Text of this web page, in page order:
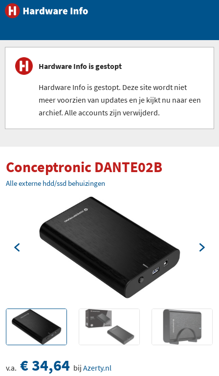
Hardware Info is gestopt
Hardware Info is gestopt. Deze site wordt niet
meer voorzien van updates en je kijkt nu naar een
archief. Alle accounts zijn verwijderd.
Conceptronic DANTE02B
Alle externe hdd/ssd behuizingen
v.a. € 34,64 bij Azerty.nl